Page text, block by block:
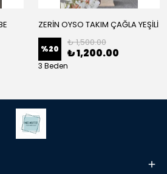
ZERİN OYSO TAKIM ÇAĞLA YEŞİLİ
%20
₺ 1,500.00
₺ 1,200.00
3 Beden